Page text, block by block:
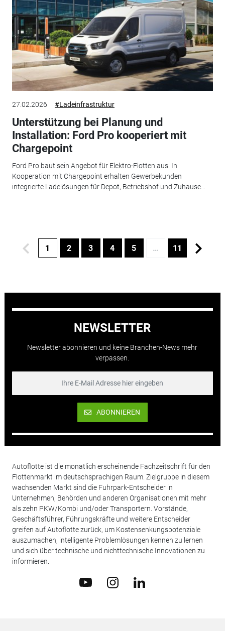
27.02.2026 #Ladeinfrastruktur
Unterstützung bei Planung und
Installation: Ford Pro kooperiert mit
Chargepoint
Ford Pro baut sein Angebot für Elektro-Flotten aus: In
Kooperation mit Chargepoint erhalten Gewerbekunden
integrierte Ladelösungen für Depot, Betriebshof und Zuhause...
1 2 3 4 5 … 11
NEWSLETTER
Newsletter abonnieren und keine Branchen-News mehr
verpassen.
ABONNIEREN
Autoflotte ist die monatlich erscheinende Fachzeitschrift für den
Flottenmarkt im deutschsprachigen Raum. Zielgruppe in diesem
wachsenden Markt sind die Fuhrpark-Entscheider in
Unternehmen, Behörden und anderen Organisationen mit mehr
als zehn PKW/Kombi und/oder Transportern. Vorstände,
Geschäftsführer, Führungskräfte und weitere Entscheider
greifen auf Autoflotte zurück, um Kostensenkungspotenziale
auszumachen, intelligente Problemlösungen kennen zu lernen
und sich über technische und nichttechnische Innovationen zu
informieren.